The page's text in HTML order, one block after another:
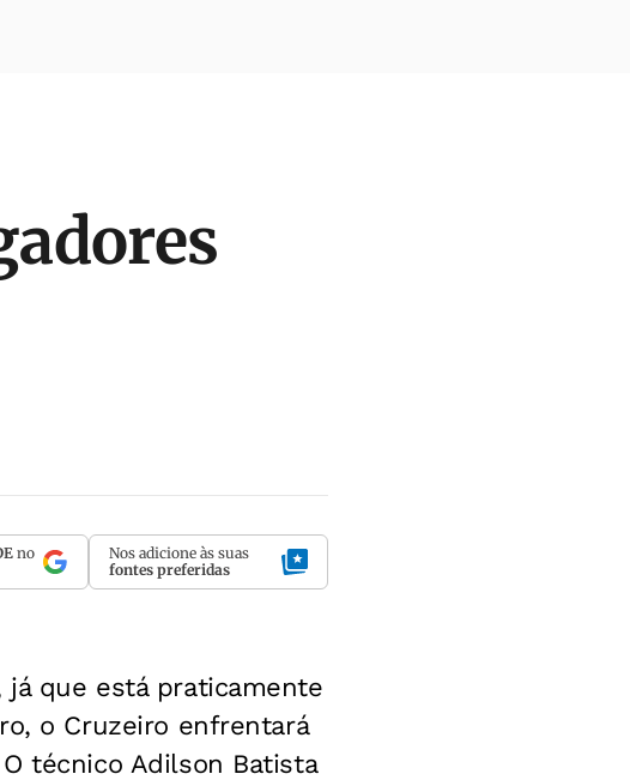
no
Nos adicione às suas
fontes preferidas
já que está praticamente
o Cruzeiro enfrentará
técnico Adilson Batista